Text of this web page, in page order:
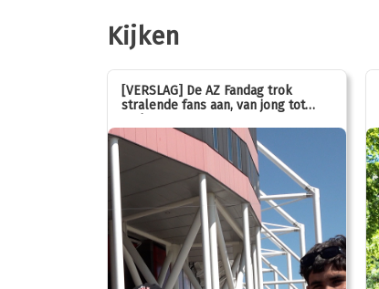
Kijken
[VERSLAG] De AZ Fandag trok
stralende fans aan, van jong tot